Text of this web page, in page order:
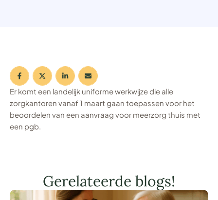
Er komt een landelijk uniforme werkwijze die alle
zorgkantoren vanaf 1 maart gaan toepassen voor het
beoordelen van een aanvraag voor meerzorg thuis met
een pgb.
Gerelateerde blogs!